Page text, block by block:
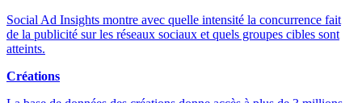
Social Ad Insights montre avec quelle intensité la concurrence fait
de la publicité sur les réseaux sociaux et quels groupes cibles sont
atteints.
Créations